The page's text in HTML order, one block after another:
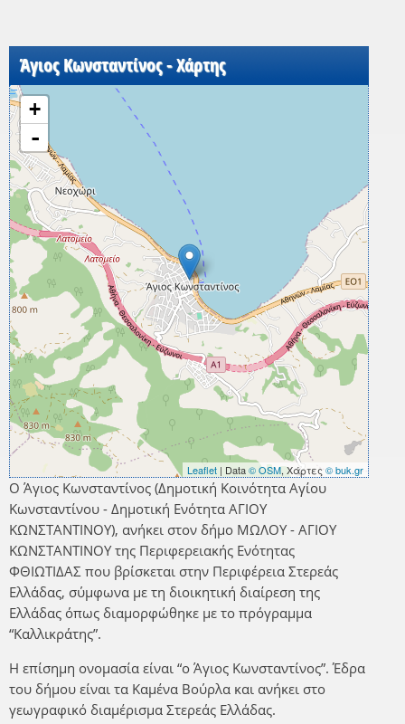
Άγιος Κωνσταντίνος - Χάρτης
+
-
Leaflet | Data© OSM, Χάρτες © buk.gr
Ο Άγιος Κωνσταντίνος (Δημοτική Κοινότητα Αγίου
Κωνσταντίνου - Δημοτική Ενότητα ΑΓΙΟΥ
ΚΩΝΣΤΑΝΤΙΝΟΥ), ανήκει στον δήμο ΜΩΛΟΥ - ΑΓΙΟΥ
ΚΩΝΣΤΑΝΤΙΝΟΥ της Περιφερειακής Ενότητας
ΦΘΙΩΤΙΔΑΣ που βρίσκεται στην Περιφέρεια Στερεάς
Ελλάδας, σύμφωνα με τη διοικητική διαίρεση της
Ελλάδας όπως διαμορφώθηκε με το πρόγραμμα
“Καλλικράτης”.
Η επίσημη ονομασία είναι “ο Άγιος Κωνσταντίνος”. Έδρα
του δήμου είναι τα Καμένα Βούρλα και ανήκει στο
γεωγραφικό διαμέρισμα Στερεάς Ελλάδας.